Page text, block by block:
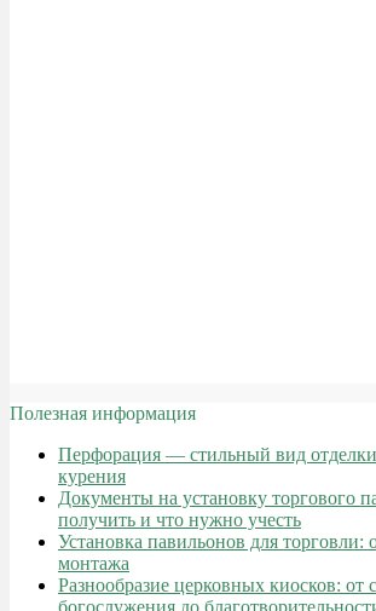
Полезная информация
Перфорация — стильный вид
курения
Документы на установку торгового
получить и что нужно учесть
Установка павильонов для торговли:
монтажа
Разнообразие церковных киосков: от